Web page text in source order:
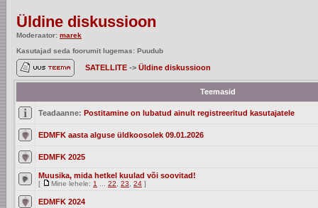
Üldine diskussioon
Moderaator: marek
Kasutajad seda foorumit lugemas: Puudub
SATELLITE -> Üldine diskussioon
Teemasid
Teadaanne: Postitamine on lubatud ainult registreeritud kasutajatele
EDMFK aasta alguse üldkoosolek 09.01.2026
EDMFK 2025
Muusika, mida hetkel kuulad või soovitad!
[ Mine lehele: 1 22 23 24 ]
EDMFK 2024